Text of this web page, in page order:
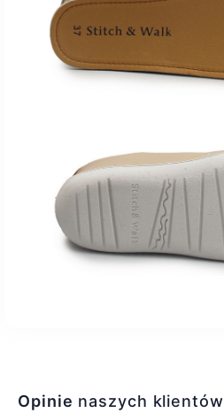
Opinie naszych klientów